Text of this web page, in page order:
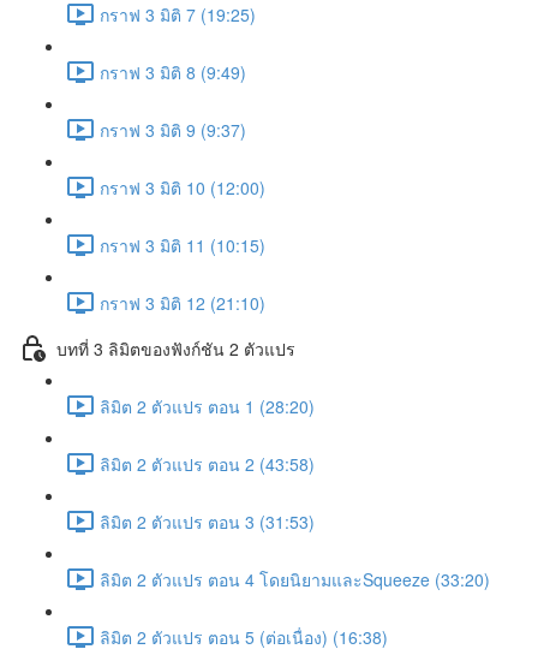
กราฟ 3 มิติ 7 (19:25)
กราฟ 3 มิติ 8 (9:49)
กราฟ 3 มิติ 9 (9:37)
กราฟ 3 มิติ 10 (12:00)
กราฟ 3 มิติ 11 (10:15)
กราฟ 3 มิติ 12 (21:10)
บทที่ 3 ลิมิตของฟังก์ชัน 2 ตัวแปร
ลิมิต 2 ตัวแปร ตอน 1 (28:20)
ลิมิต 2 ตัวแปร ตอน 2 (43:58)
ลิมิต 2 ตัวแปร ตอน 3 (31:53)
ลิมิต 2 ตัวแปร ตอน 4 โดยนิยามและSqueeze (33:20)
ลิมิต 2 ตัวแปร ตอน 5 (ต่อเนื่อง) (16:38)